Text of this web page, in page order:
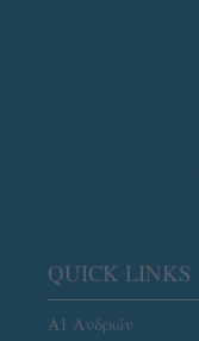
QUICK LINKS
Α1 Ανδρών